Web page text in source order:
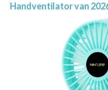
Handventilator van